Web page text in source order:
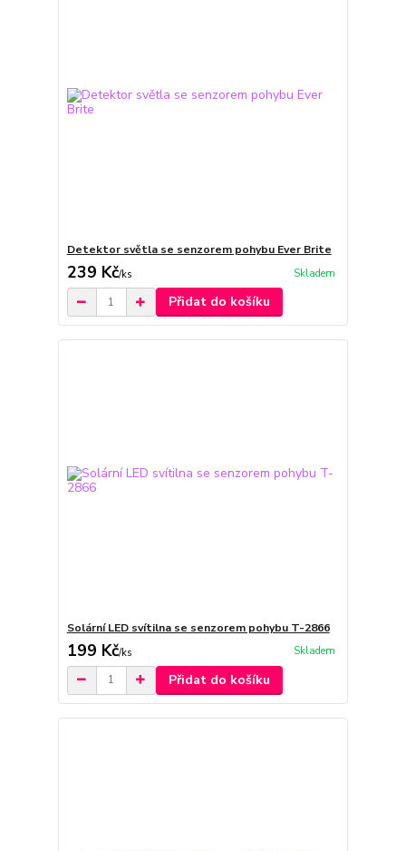
Detektor světla se senzorem pohybu Ever Brite
239 Kč/ks Skladem
Přidat do košíku
Solární LED svítilna se senzorem pohybu T-2866
199 Kč/ks Skladem
Přidat do košíku